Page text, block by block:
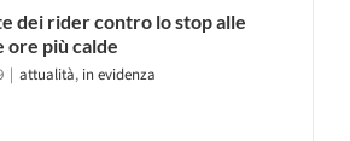
dei rider contro lo stop alle
ore più calde
| attualità, in evidenza